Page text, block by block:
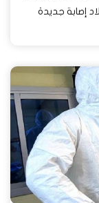
إصابة جديدة